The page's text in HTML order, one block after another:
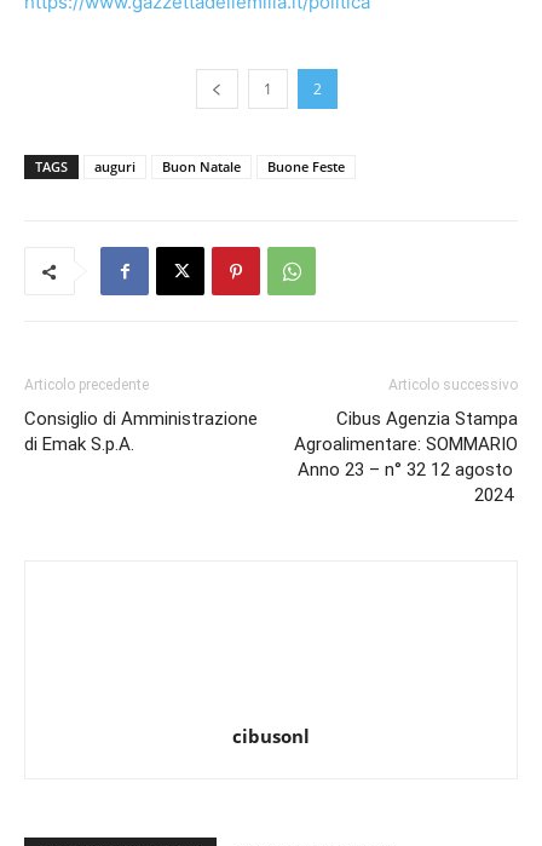
1 2
TAGS auguri Buon Natale Buone Feste
Articolo precedente
Consiglio di Amministrazione
di Emak S.p.A.
Articolo successivo
Cibus Agenzia Stampa
Agroalimentare: SOMMARIO
Anno 23 – n° 32 12 agosto
2024
cibusonl